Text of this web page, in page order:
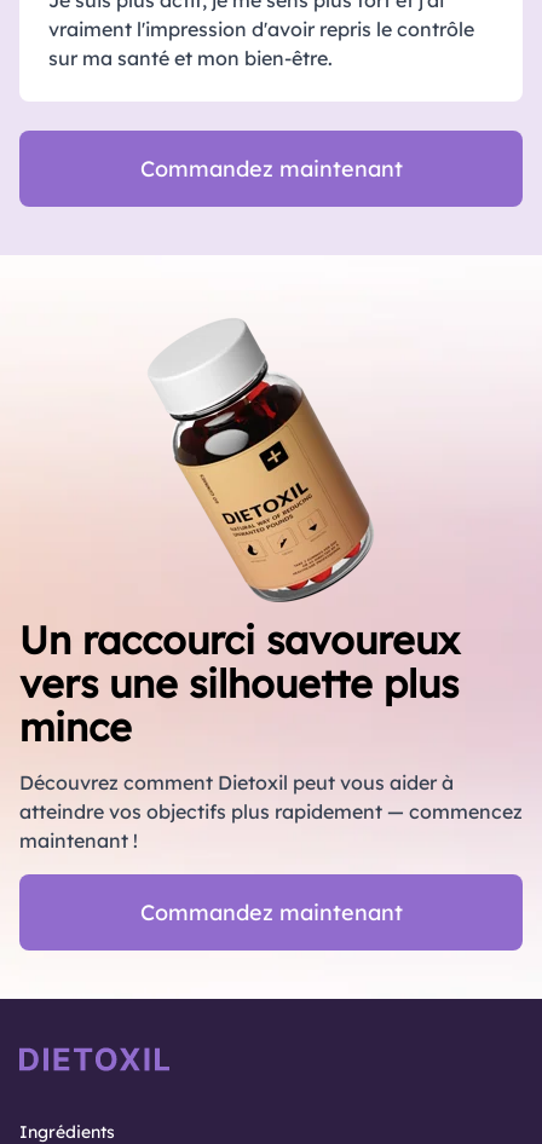
vraiment l'impression d'avoir repris le contrôle
sur ma santé et mon bien-être.
Commandez maintenant
Un raccourci savoureux
vers une silhouette plus
mince
Découvrez comment Dietoxil peut vous aider à
atteindre vos objectifs plus rapidement — commencez
maintenant !
Commandez maintenant
Ingrédients